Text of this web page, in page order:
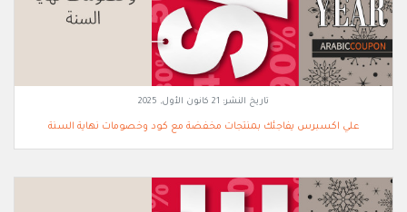
تاريخ النشر: 21 كانون الأول, 2025
علي اكسبرس يفاجئك بمنتجات مخفضة مع كود وخصومات نهاية السنة